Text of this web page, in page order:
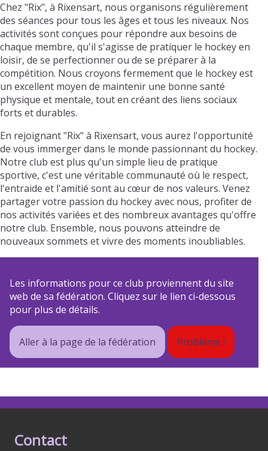
Chez "Rix", à Rixensart, nous organisons régulièrement
des séances pour tous les âges et tous les niveaux. Nos
activités sont conçues pour répondre aux besoins de
chaque membre, qu'il s'agisse de pratiquer le hockey en
loisir, de se perfectionner ou de se préparer à la
compétition. Nous croyons fermement que le hockey est
un excellent moyen de maintenir une bonne santé
physique et mentale, tout en créant des liens sociaux
forts et durables.
En rejoignant "Rix" à Rixensart, vous aurez l'opportunité
de vous immerger dans le monde passionnant du hockey.
Notre club est plus qu'un simple lieu de pratique
sportive, c'est une véritable communauté où le respect,
l'entraide et l'amitié sont au cœur de nos valeurs. Venez
partager votre passion du hockey avec nous, profiter de
nos activités variées et des nombreux avantages qu'offre
notre club. Ensemble, nous pouvons atteindre de
nouveaux sommets et vivre des moments inoubliables.
Les informations pour ce club proviennent du site
web de sa fédération. Cliquez sur le lien ci-dessous
pour plus de détails.
Aller à la page de la fédération Problème !
Contact